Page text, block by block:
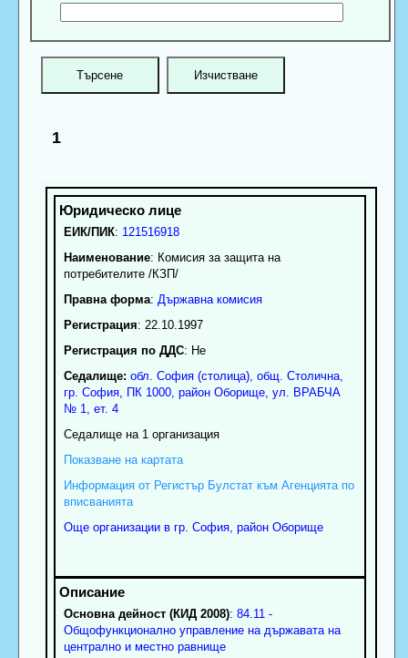
1
ЕИК/ПИК: 121516918
Наименование: Комисия за защита на
потребителите /КЗП/
Правна форма: Държавна комисия
Регистрация: 22.10.1997
Регистрация по ДДС: Нe
Седалище: обл. София (столица), общ. Столична,
гр. София, ПК 1000, район Оборище, ул. ВРАБЧА
№ 1, ет. 4
Седалище на 1 организация
Показване на картата
Информация от Регистър Булстат към Агенцията по
вписванията
Още организации в гр. София, район Оборище
Основна дейност (КИД 2008): 84.11 -
Общофункционално управление на държавата на
централно и местно равнище